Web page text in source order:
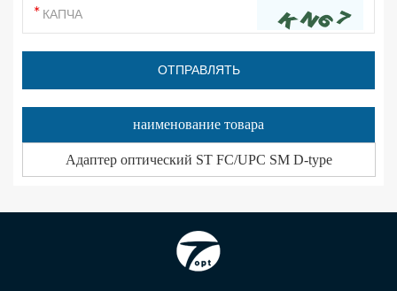
наименование товара
Адаптер оптический ST FC/UPC SM D-type